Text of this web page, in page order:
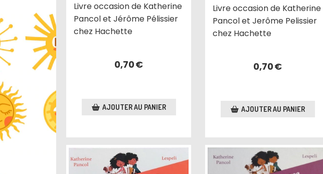
Livre occasion de Katherine
Pancol et Jérôme Pélissier
chez Hachette
0,70€
AJOUTER AU PANIER
Livre occasion de Katherine
Pancol et Jerôme Pelissier
chez Hachette
0,70€
AJOUTER AU PANIER